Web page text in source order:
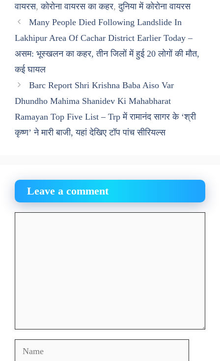
वायरस,कोरोना वायरस का कहर,दुनिया में कोरोना वायरस
Many People Died Following Landslide In
Lakhipur Area Of Cachar District Earlier Today –
असम: भूस्खलन का कहर, तीन जिलों में हुई 20 लोगों की मौत,
कई घायल
Barc Report Shri Krishna Baba Aiso Var
Dhundho Mahima Shanidev Ki Mahabharat
Ramayan Top Five List – Trp में रामानंद सागर के ‘श्री
कृष्ण’ ने मारी बाजी, यहां देखिए टॉप पांच सीरियल्स
Leave a comment
Name